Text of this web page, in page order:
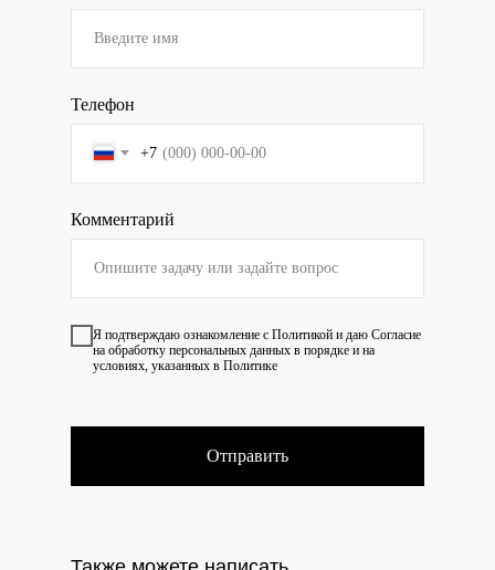
Телефон
+7
Комментарий
Я подтверждаю ознакомление с Политикой и даю Согласие
на обработку персональных данных в порядке и на
условиях, указанных в Политике
Отправить